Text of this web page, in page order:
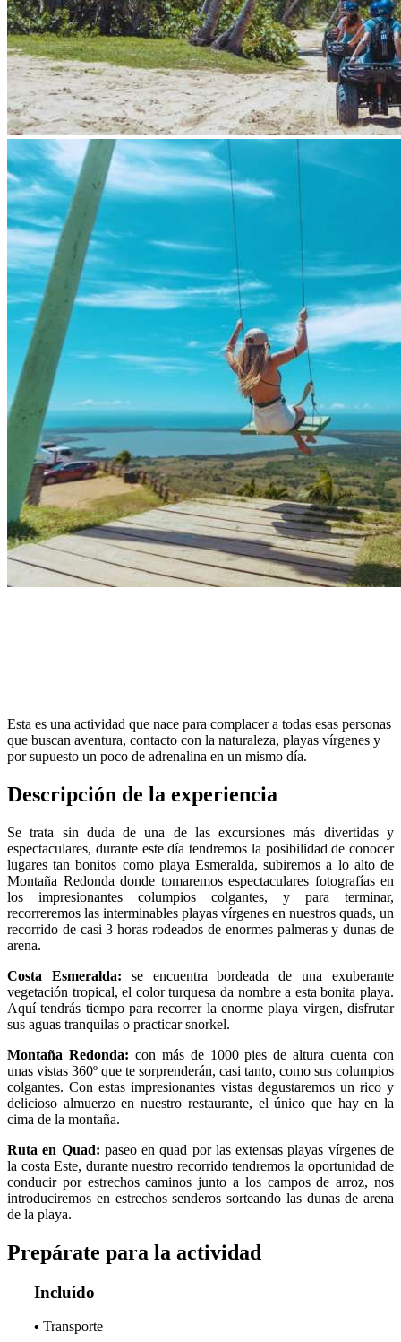
Esta es una actividad que nace para complacer a todas esas personas
que buscan aventura, contacto con la naturaleza, playas vírgenes y
por supuesto un poco de adrenalina en un mismo día.
Descripción de la experiencia
Se trata sin duda de una de las excursiones más divertidas y
espectaculares, durante este día tendremos la posibilidad de conocer
lugares tan bonitos como playa Esmeralda, subiremos a lo alto de
Montaña Redonda donde tomaremos espectaculares fotografías en
los impresionantes columpios colgantes, y para terminar,
recorreremos las interminables playas vírgenes en nuestros quads, un
recorrido de casi 3 horas rodeados de enormes palmeras y dunas de
arena.
Costa Esmeralda: se encuentra bordeada de una exuberante
vegetación tropical, el color turquesa da nombre a esta bonita playa.
Aquí tendrás tiempo para recorrer la enorme playa virgen, disfrutar
sus aguas tranquilas o practicar snorkel.
Montaña Redonda: con más de 1000 pies de altura cuenta con
unas vistas 360º que te sorprenderán, casi tanto, como sus columpios
colgantes. Con estas impresionantes vistas degustaremos un rico y
delicioso almuerzo en nuestro restaurante, el único que hay en la
cima de la montaña.
Ruta en Quad: paseo en quad por las extensas playas vírgenes de
la costa Este, durante nuestro recorrido tendremos la oportunidad de
conducir por estrechos caminos junto a los campos de arroz, nos
introduciremos en estrechos senderos sorteando las dunas de arena
de la playa.
Prepárate para la actividad
Incluído
• Transporte